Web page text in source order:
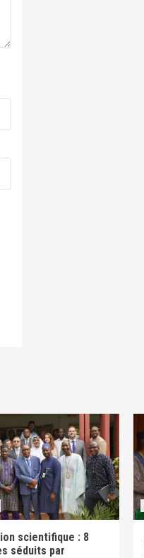
scientifique : 8
séduits par